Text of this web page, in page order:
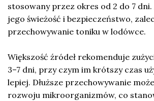
stosowany przez okres od 2 do 7 dni.
jego świeżość i bezpieczeństwo,
przechowywanie toniku w lodówce.
Większość źródeł rekomenduje
3–7 dni, przy czym im krótszy czas
lepiej. Dłuższe przechowywanie
rozwoju mikroorganizmów, co